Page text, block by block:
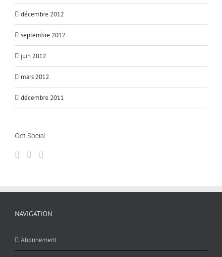
décembre 2012
septembre 2012
juin 2012
mars 2012
décembre 2011
Get Social
NAVIGATION
Abonnement